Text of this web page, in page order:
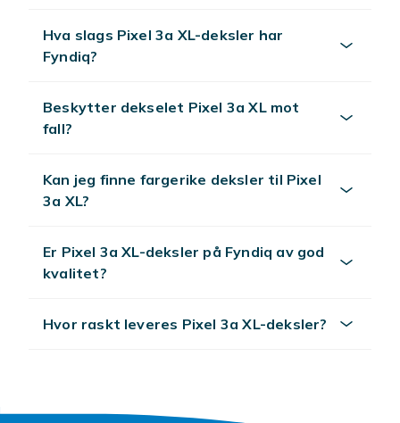
Hva slags Pixel 3a XL-deksler har
Fyndiq?
Beskytter dekselet Pixel 3a XL mot
fall?
Kan jeg finne fargerike deksler til Pixel
3a XL?
Er Pixel 3a XL-deksler på Fyndiq av god
kvalitet?
Hvor raskt leveres Pixel 3a XL-deksler?